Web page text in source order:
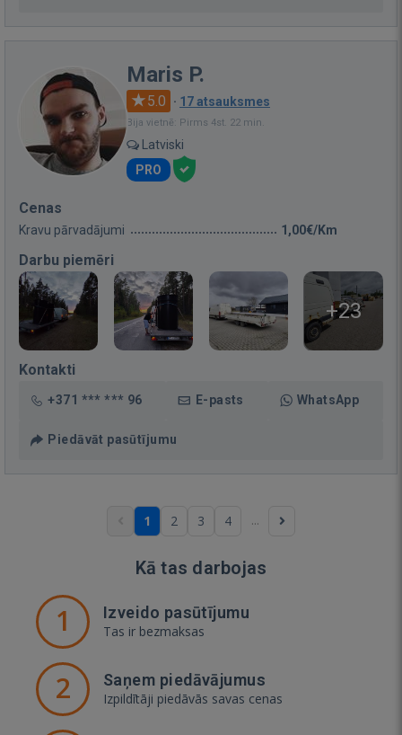
Maris P.
5.0 · 17 atsauksmes
Bija vietnē: Pirms 4st. 22 min.
Latviski
PRO
Cenas
Kravu pārvadājumi 1,00€/Km
Darbu piemēri
+23
Kontakti
+371 *** *** 96 E-pasts WhatsApp
Piedāvāt pasūtījumu
1 2 3 4 ...
Kā tas darbojas
1 Izveido pasūtījumu
Tas ir bezmaksas
2 Saņem piedāvājumus
Izpildītāji piedāvās savas cenas